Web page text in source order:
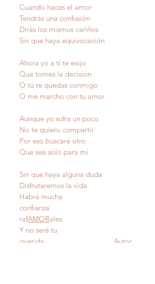
Cuando haces el amor
Tendrás una confusión
Dirás los mismos cariños
Sin que haya equivocación
Ahora yo a tí te exijo
Que tomes la decisión
O tú te quedas conmigo
O me marcho con tu amor
Aunque yo sufra un poco
No te quiero compartir
Por eso buscaré otro
Que sea solo para mí
Sin que haya alguna duda
Disfrutaremos la vida
Habrá mucha
confianza
rafAMORales
Y no seré tu
querida Autor